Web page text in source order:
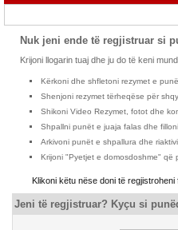
Nuk jeni ende të regjistruar si
Krijoni llogarin tuaj dhe ju do të keni
Kërkoni dhe shfletoni rezymet e
Shenjoni rezymet tërheqëse për
Shikoni Video Rezymet, fotot dhe
Shpallni punët e juaja falas dhe
Arkivoni punët e shpallura dhe
Krijoni "Pyetjet e domosdoshme"
Klikoni këtu nëse doni të regjistroheni
Jeni të regjistruar? Kyçu si